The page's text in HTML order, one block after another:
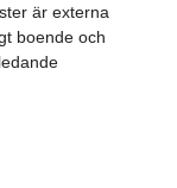
är externa
boende och